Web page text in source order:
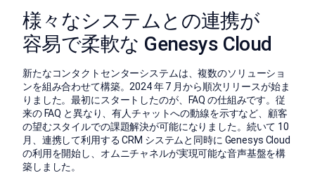
様々なシステムとの連携が
容易で柔軟な Genesys Cloud
新たなコンタクトセンターシステムは、複数のソリューショ
ンを組み合わせて構築。2024 年 7 月から順次リリースが始ま
りました。最初にスタートしたのが、FAQ の仕組みです。従
来の FAQ と異なり、有人チャットへの動線を示すなど、顧客
の望むスタイルでの課題解決が可能になりました。続いて 10
月、連携して利用する CRM システムと同時に Genesys Cloud
の利用を開始し、オムニチャネルが実現可能な音声基盤を構
築しました。